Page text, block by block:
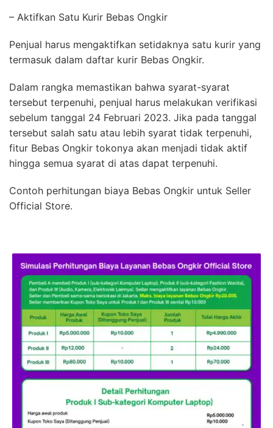
– Aktifkan Satu Kurir Bebas Ongkir
Penjual harus mengaktifkan setidaknya satu kurir yang
termasuk dalam daftar kurir Bebas Ongkir.
Dalam rangka memastikan bahwa syarat-syarat
tersebut terpenuhi, penjual harus melakukan verifikasi
sebelum tanggal 24 Februari 2023. Jika pada tanggal
tersebut salah satu atau lebih syarat tidak terpenuhi,
fitur Bebas Ongkir tokonya akan menjadi tidak aktif
hingga semua syarat di atas dapat terpenuhi.
Contoh perhitungan biaya Bebas Ongkir untuk Seller
Official Store.